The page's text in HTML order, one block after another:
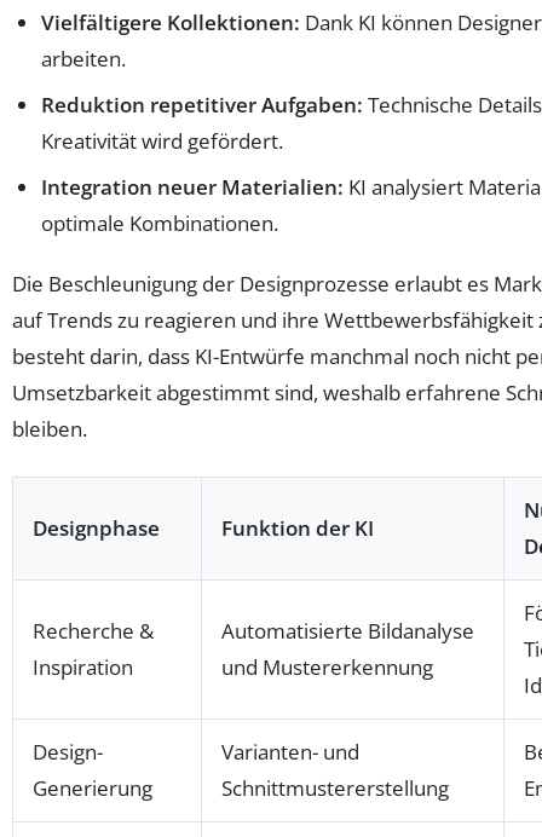
Vielfältigere Kollektionen: Dank KI können
arbeiten.
Reduktion repetitiver Aufgaben: Technische
Kreativität wird gefördert.
Integration neuer Materialien: KI analysiert
optimale Kombinationen.
Die Beschleunigung der Designprozesse erlaubt es
auf Trends zu reagieren und ihre
besteht darin, dass KI-Entwürfe manchmal noch nicht
Umsetzbarkeit abgestimmt sind, weshalb erfahrene
bleiben.
Designphase Funktion der KI
Recherche &
Inspiration
Automatisierte Bildanalyse
und Mustererkennung
Design-
Generierung
Varianten- und
Schnittmustererstellung